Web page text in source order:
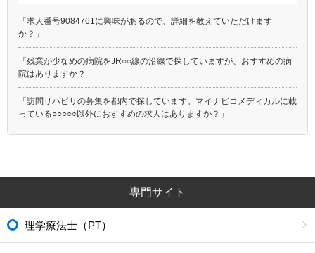
「求人番号9084761に興味があるので、詳細を教えていただけます
か？」
「残業が少なめの病院をJR○○線の沿線で探していますが、おすすめの病
院はありますか？」
「訪問リハビリの募集を都内で探しています。マイナビコメディカルに載
っている○○○○○以外におすすめの求人はありますか？」
専門サイト
理学療法士（PT）